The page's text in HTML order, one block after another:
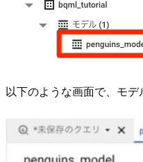
以下のような画面で、モデ